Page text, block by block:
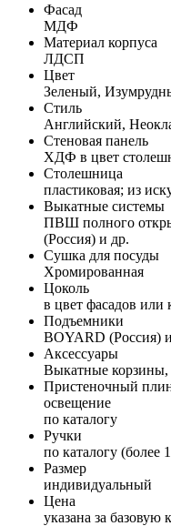
Фасад
МДФ
Материал корпуса
ЛДСП
Цвет
Зеленый,
Стиль
Английский,
Стеновая панель
ХДФ в цвет
Столешница
пластиковая; из
Выкатные системы
ПВШ полного
(Россия) и др.
Сушка для посуды
Хромированная
Цоколь
в цвет фасадов или
Подъемники
BOYARD (Россия)
Аксессуары
Выкатные
Пристеночный
освещение
по каталогу
Ручки
по каталогу (более
Размер
индивидуальный
Цена
указана за базовую